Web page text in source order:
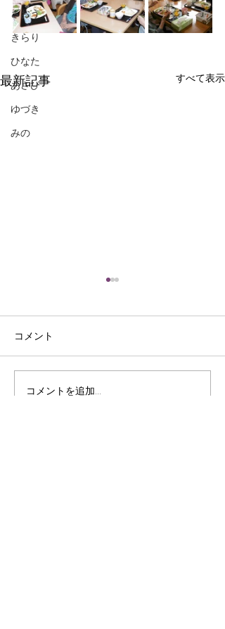
ざおう
きらり
ひなた
あさひ
ゆづき
みの
最新記事 すべて表示
コメント
コメントを追加…